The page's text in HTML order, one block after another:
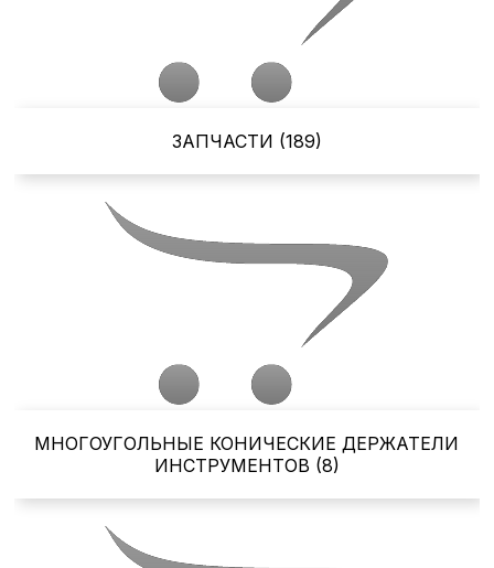
ЗАПЧАСТИ (189)
МНОГОУГОЛЬНЫЕ КОНИЧЕСКИЕ ДЕРЖАТЕЛИ
ИНСТРУМЕНТОВ (8)